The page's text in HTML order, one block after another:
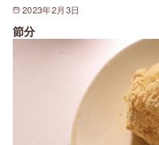
2023年2月3日
節分